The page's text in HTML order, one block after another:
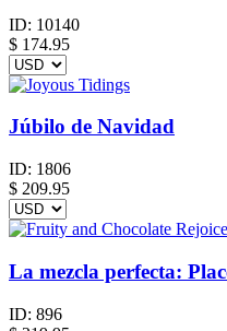
ID: 10140
$ 174.95
Júbilo de Navidad
ID: 1806
$ 209.95
La mezcla perfecta:
ID: 896